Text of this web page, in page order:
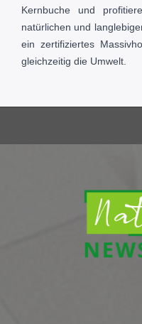
Kernbuche und
natürlichen und
ein zertifiziertes
gleichzeitig die Umwelt.